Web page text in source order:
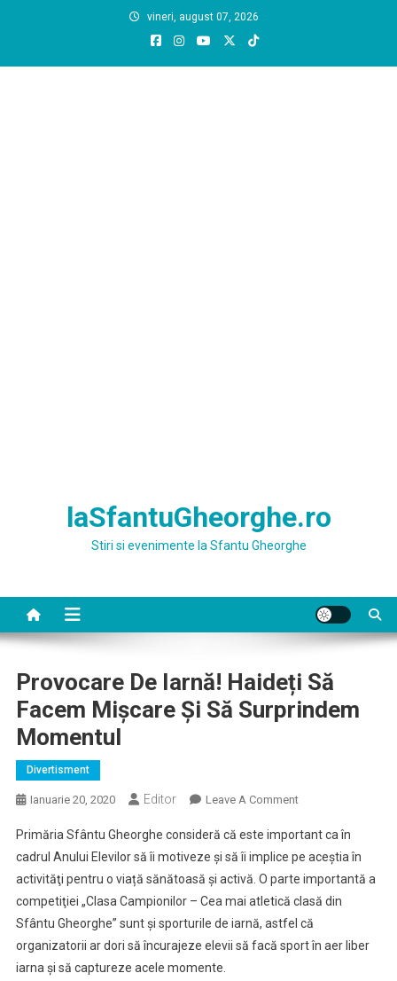
vineri, august 07, 2026
laSfantuGheorghe.ro
Stiri si evenimente la Sfantu Gheorghe
Provocare De Iarnă! Haideți Să
Facem Mişcare Și Să Surprindem
Momentul
Divertisment
Ianuarie 20, 2020 Editor Leave A CommentOn
De
Iarnă!
Haideți
Să
Facem
Mişcare
Primăria Sfântu Gheorghe consideră că este important ca în
cadrul Anului Elevilor să îi motiveze şi să îi implice pe aceştia în
activităţi pentru o viață sănătoasă și activă. O parte importantă a
competiţiei „Clasa Campionilor – Cea mai atletică clasă din
Sfântu Gheorghe” sunt şi sporturile de iarnă, astfel că
organizatorii ar dori să încurajeze elevii să facă sport în aer liber
iarna și să captureze acele momente.